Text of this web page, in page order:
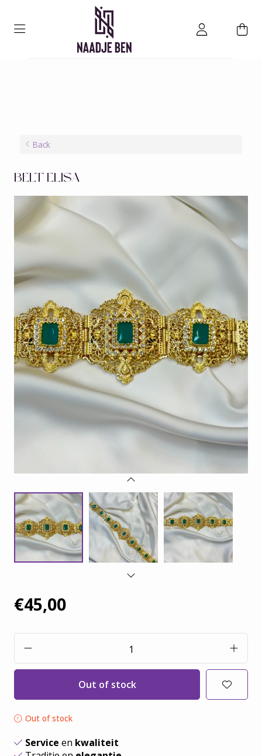
Back
BELT ELISA
€45,00
Out of stock
Out of stock
Service en kwaliteit